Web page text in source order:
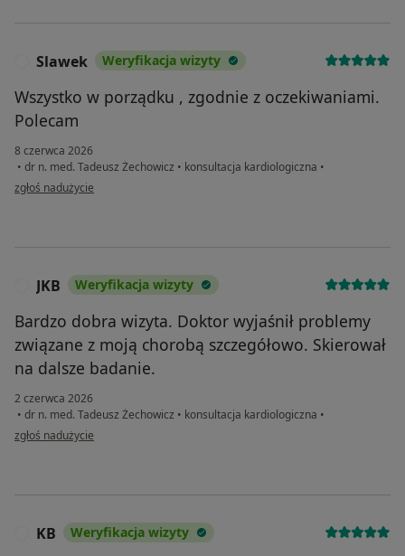
Slawek Weryfikacja wizyty
Wszystko w porządku , zgodnie z oczekiwaniami.
Polecam
8 czerwca 2026
• dr n. med. Tadeusz Żechowicz • konsultacja kardiologiczna •
w opinii użytkownika Slawek
zgłoś nadużycie
JKB Weryfikacja wizyty
Bardzo dobra wizyta. Doktor wyjaśnił problemy
związane z moją chorobą szczegółowo. Skierował
na dalsze badanie.
2 czerwca 2026
• dr n. med. Tadeusz Żechowicz • konsultacja kardiologiczna •
w opinii użytkownika JKB
zgłoś nadużycie
KB Weryfikacja wizyty